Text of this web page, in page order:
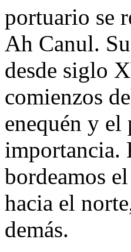
portuario se
Ah Canul.
desde siglo
comienzos
enequén y el
importancia.
bordeamos
hacia el
demás.